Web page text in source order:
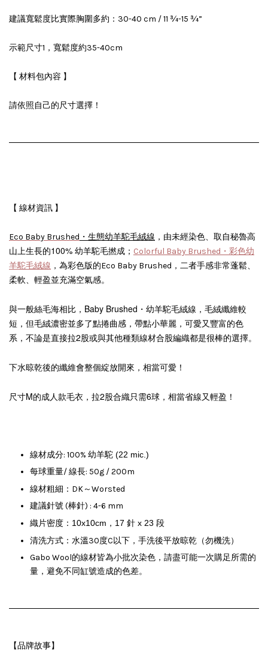
建議寬鬆度比實際胸圍多約：30-40 cm / 11 ¾-15 ¾”
示範尺寸1， 寬鬆度約35-40cm
【 材料包內容 】
請依照自己的尺寸選擇！
【 線材資訊 】
Eco Baby Brushed ・生態幼羊駝毛絨線 ，由未經染色、取自秘魯高
山上生長的100% 幼羊駝毛撚成； Colorful Baby Brushed・彩色幼
羊駝毛絨線 ，為彩色版的Eco Baby Brushed，二者手感非常蓬鬆、
柔軟、 輕盈並充滿空氣感。
與一般絲毛海相比， Baby Brushed・幼羊駝毛絨線， 毛絨纖維較
短，但毛絨濃密並多了點捲曲感， 帶點小華麗，可愛又豐富的色
系，不論是直接拉2股或與其他種類線材合股編織都是很棒的選擇。
下水晾乾後的纖維會整個綻放開來，相當可愛！
尺寸M的成人款毛衣，拉2股合織只需6球，相當省線又輕盈！
線材成分: 100% 幼羊駝 (22 mic.)
每球重量/ 線長: 50g / 200m
線材粗細：DK～Worsted
建議針號 (棒針) : 4-6 mm
織片密度：10x10cm，17 針 x 23 段
清洗方式：水溫30度C以下，手洗後平放晾乾（勿機洗）
Gabo Wool的線材皆為小批次染色，請盡可能一次購足所需的
量，避免不同缸號造成的色差。
【品牌故事】